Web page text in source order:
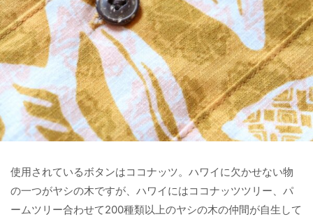
使用されているボタンはココナッツ。ハワイに欠かせない物
の一つがヤシの木ですが、ハワイにはココナッツツリー、パ
ームツリー合わせて200種類以上のヤシの木の仲間が自生して